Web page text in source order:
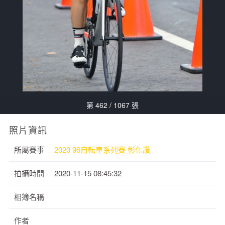
第 462 / 1067 張
照片資訊
所屬賽事 2020 96自転車系列賽 彰化讚
拍攝時間 2020-11-15 08:45:32
相簿名稱
作者